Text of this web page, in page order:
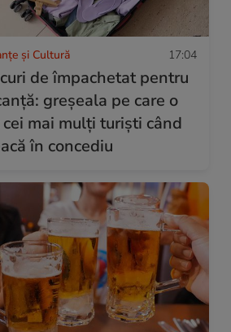
și Cultură 17:04
de împachetat pentru
greșeala pe care o
mai mulți turiști când
în concediu